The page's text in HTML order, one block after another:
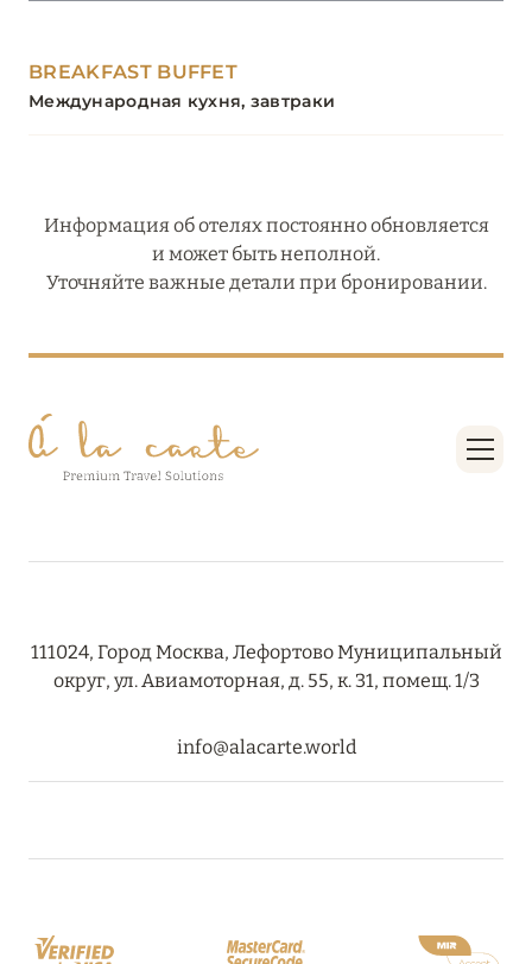
BREAKFAST BUFFET
Международная кухня, завтраки
Информация об отелях постоянно обновляется
и может быть неполной.
Уточняйте важные детали при бронировании.
111024, Город Москва, Лефортово Муниципальный
округ, ул. Авиамоторная, д. 55, к. 31, помещ. 1/3
info@alacarte.world